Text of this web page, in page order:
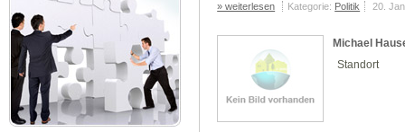
» weiterlesen Kategorie: Politik 20.
Michael
Standort